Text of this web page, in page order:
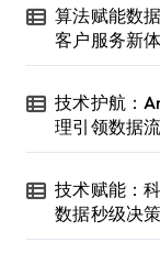
算法赋能数
客户服务新
技术护航：
理引领数据
技术赋能：
数据秒级决